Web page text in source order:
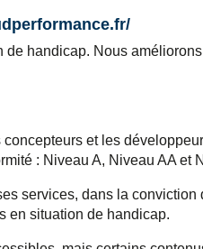
de handicap. Nous
et les
: Niveau A, Niveau AA et
services, dans la conviction
en situation de handicap.